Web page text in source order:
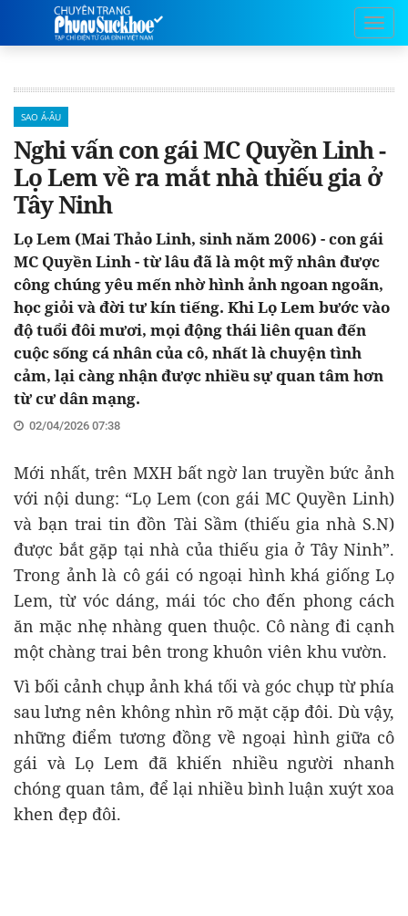
SAO Á-ÂU
Nghi vấn con gái MC Quyền Linh -
Lọ Lem về ra mắt nhà thiếu gia ở
Tây Ninh
Lọ Lem (Mai Thảo Linh, sinh năm 2006) - con gái
MC Quyền Linh - từ lâu đã là một mỹ nhân được
công chúng yêu mến nhờ hình ảnh ngoan ngoãn,
học giỏi và đời tư kín tiếng. Khi Lọ Lem bước vào
độ tuổi đôi mươi, mọi động thái liên quan đến
cuộc sống cá nhân của cô, nhất là chuyện tình
cảm, lại càng nhận được nhiều sự quan tâm hơn
từ cư dân mạng.
02/04/2026 07:38
Mới nhất, trên MXH bất ngờ lan truyền bức ảnh
với nội dung: “Lọ Lem (con gái MC Quyền Linh)
và bạn trai tin đồn Tài Sầm (thiếu gia nhà S.N)
được bắt gặp tại nhà của thiếu gia ở Tây Ninh”.
Trong ảnh là cô gái có ngoại hình khá giống Lọ
Lem, từ vóc dáng, mái tóc cho đến phong cách
ăn mặc nhẹ nhàng quen thuộc. Cô nàng đi cạnh
một chàng trai bên trong khuôn viên khu vườn.
Vì bối cảnh chụp ảnh khá tối và góc chụp từ phía
sau lưng nên không nhìn rõ mặt cặp đôi. Dù vậy,
những điểm tương đồng về ngoại hình giữa cô
gái và Lọ Lem đã khiến nhiều người nhanh
chóng quan tâm, để lại nhiều bình luận xuýt xoa
khen đẹp đôi.